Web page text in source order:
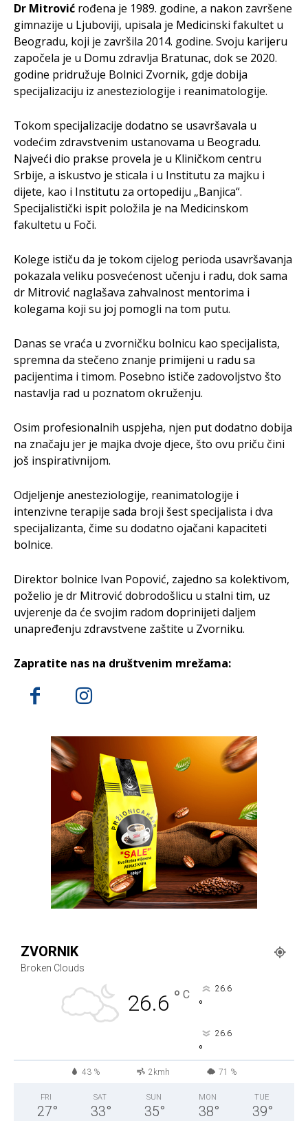
Dr Mitrović rođena je 1989. godine, a nakon završene
gimnazije u Ljuboviji, upisala je Medicinski fakultet u
Beogradu, koji je završila 2014. godine. Svoju karijeru
započela je u Domu zdravlja Bratunac, dok se 2020.
godine pridružuje Bolnici Zvornik, gdje dobija
specijalizaciju iz anesteziologije i reanimatologije.
Tokom specijalizacije dodatno se usavršavala u
vodećim zdravstvenim ustanovama u Beogradu.
Najveći dio prakse provela je u Kliničkom centru
Srbije, a iskustvo je sticala i u Institutu za majku i
dijete, kao i Institutu za ortopediju „Banjica“.
Specijalistički ispit položila je na Medicinskom
fakultetu u Foči.
Kolege ističu da je tokom cijelog perioda usavršavanja
pokazala veliku posvećenost učenju i radu, dok sama
dr Mitrović naglašava zahvalnost mentorima i
kolegama koji su joj pomogli na tom putu.
Danas se vraća u zvorničku bolnicu kao specijalista,
spremna da stečeno znanje primijeni u radu sa
pacijentima i timom. Posebno ističe zadovoljstvo što
nastavlja rad u poznatom okruženju.
Osim profesionalnih uspjeha, njen put dodatno dobija
na značaju jer je majka dvoje djece, što ovu priču čini
još inspirativnijom.
Odjeljenje anesteziologije, reanimatologije i
intenzivne terapije sada broji šest specijalista i dva
specijalizanta, čime su dodatno ojačani kapaciteti
bolnice.
Direktor bolnice Ivan Popović, zajedno sa kolektivom,
poželio je dr Mitrović dobrodošlicu u stalni tim, uz
uvjerenje da će svojim radom doprinijeti daljem
unapređenju zdravstvene zaštite u Zvorniku.
Zapratite nas na društvenim mrežama:
ZVORNIK
Broken Clouds
26.6 ° C 26.6
°
26.6
°
43 % 2kmh 71 %
FRI
27°
SAT
33°
SUN
35°
MON
38°
TUE
39°